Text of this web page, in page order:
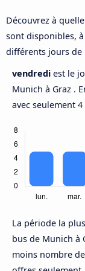
Découvrez à
sont disponibles,
différents jours de
vendredi est le
Munich à Graz .
avec seulement
La période la
bus de Munich à
moins nombre